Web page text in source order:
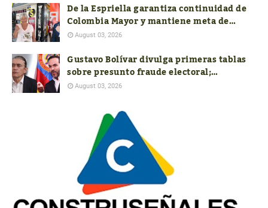
De la Espriella garantiza continuidad de
Colombia Mayor y mantiene meta de
aumentar el subsidio a $400.000
August 03, 2026
Gustavo Bolívar divulga primeras tablas
sobre presunto fraude electoral;
autoridades aún no responden a las
August 03, 2026